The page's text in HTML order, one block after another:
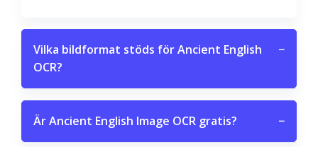
Vilka bildformat stöds för Ancient English
OCR?
−
Är Ancient English Image OCR gratis? −